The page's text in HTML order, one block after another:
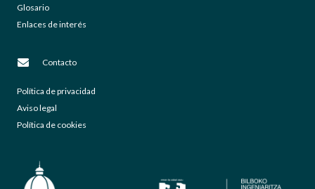
Glosario
Enlaces de interés
Contacto
Política de privacidad
Aviso legal
Política de cookies